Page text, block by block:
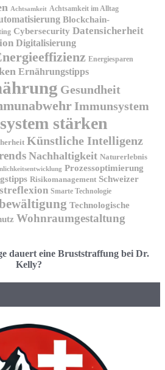
Achtsamkeit Achtsamkeit im Alltag
Blockchain-
Cybersecurity Datensicherheit
Digitalisierung
Energiesparen
Ernährungstipps
Gesundheit
Immunsystem
stärken
Künstliche Intelligenz
Nachhaltigkeit Naturerlebnis
Prozessoptimierung
Risikomanagement Schweizer
Smarte Technologie
Technologische
Wohnraumgestaltung
dauert eine Bruststraffung bei Dr.
Kelly?